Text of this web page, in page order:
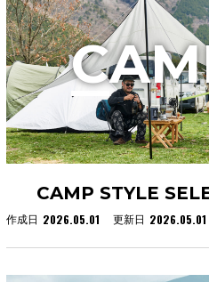
CAMP STYLE
作成日 2026.05.01 更新日 2026.05.01
C